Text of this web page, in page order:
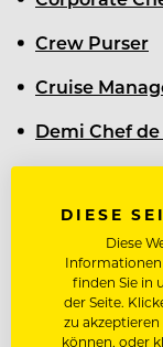
Crew Purser
Cruise
Demi Chef
Demi Chef
Demi Chef
Demi Chef
Demi Chef
DIESE
Diese
Informationen
finden Sie in
der Seite.
zu
können, oder